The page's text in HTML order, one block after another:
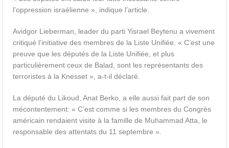
l’oppression israélienne », indique l’article.
Avidgor Lieberman, leader du parti Yisrael Beytenu a vivement
critiqué l’initiative des membres de la Liste Unifiée. « C’est une
preuve que les députés de la Liste Unifiée, et plus
particulièrement ceux de Balad, sont les représentants des
terroristes à la Knesset », a-t-il déclaré.
La député du Likoud, Anat Berko, a elle aussi fait part de son
mécontentement: « C’est comme si les membres du Congrès
américain rendaient visite à la famille de Muhammad Atta, le
responsable des attentats du 11 septembre ».